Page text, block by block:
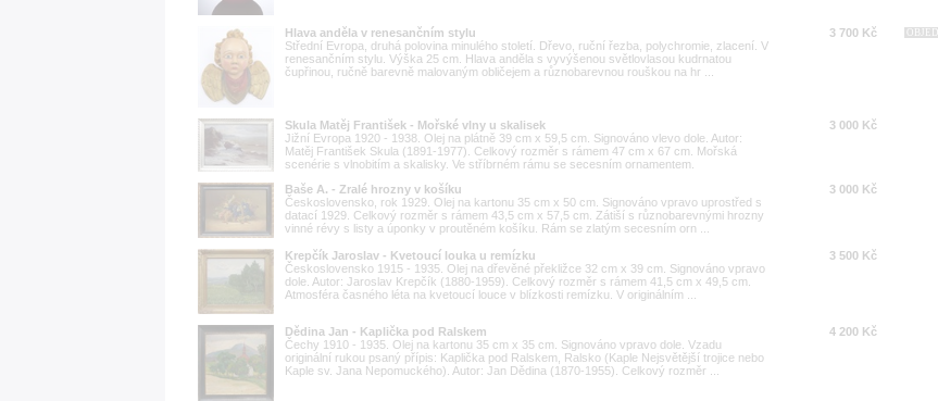
Hlava anděla v renesančním stylu
Střední Evropa, druhá polovina minulého století. Dřevo, ruční řezba, polychromie, zlacení. V
renesančním stylu. Výška 25 cm. Hlava anděla s vyvýšenou světlovlasou kudrnatou
čupřinou, ručně barevně malovaným obličejem a různobarevnou rouškou na hr ...
3 700 Kč
Skula Matěj František - Mořské vlny u skalisek
Jižní Evropa 1920 - 1938. Olej na plátně 39 cm x 59,5 cm. Signováno vlevo dole. Autor:
Matěj František Skula (1891-1977). Celkový rozměr s rámem 47 cm x 67 cm. Mořská
scenérie s vlnobitím a skalisky. Ve stříbrném rámu se secesním ornamentem.
3 000 Kč
Baše A. - Zralé hrozny v košíku
Československo, rok 1929. Olej na kartonu 35 cm x 50 cm. Signováno vpravo uprostřed s
datací 1929. Celkový rozměr s rámem 43,5 cm x 57,5 cm. Zátiší s různobarevnými hrozny
vinné révy s listy a úponky v proutěném košíku. Rám se zlatým secesním orn ...
3 000 Kč
Krepčík Jaroslav - Kvetoucí louka u remízku
Československo 1915 - 1935. Olej na dřevěné překližce 32 cm x 39 cm. Signováno vpravo
dole. Autor: Jaroslav Krepčík (1880-1959). Celkový rozměr s rámem 41,5 cm x 49,5 cm.
Atmosféra časného léta na kvetoucí louce v blízkosti remízku. V originálním ...
3 500 Kč
Dědina Jan - Kaplička pod Ralskem
Čechy 1910 - 1935. Olej na kartonu 35 cm x 35 cm. Signováno vpravo dole. Vzadu
originální rukou psaný přípis: Kaplička pod Ralskem, Ralsko (Kaple Nejsvětější trojice nebo
Kaple sv. Jana Nepomuckého). Autor: Jan Dědina (1870-1955). Celkový rozměr ...
4 200 Kč